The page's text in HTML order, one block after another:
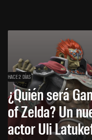
HACE 2 DÍAS
¿Quién será
of Zelda? Un
actor Uli